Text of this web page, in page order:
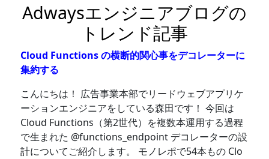
Adwaysエンジニアブログの
トレンド記事
Cloud Functions の横断的関心事をデコレーターに
集約する
こんにちは！ 広告事業本部でリードウェブアプリケ
ーションエンジニアをしている森田です！ 今回は
Cloud Functions（第2世代）を複数本運用する過程
で生まれた @functions_endpoint デコレーターの設
計についてご紹介します。 モノレポで54本もの Clo